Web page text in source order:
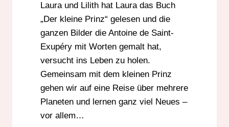
Laura und Lilith hat Laura das Buch
„Der kleine Prinz“ gelesen und die
ganzen Bilder die Antoine de Saint-
Exupéry mit Worten gemalt hat,
versucht ins Leben zu holen.
Gemeinsam mit dem kleinen Prinz
gehen wir auf eine Reise über mehrere
Planeten und lernen ganz viel Neues –
vor allem…